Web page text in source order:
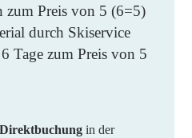
zum Preis von 5 (6=5)
durch Skiservice
Tage zum Preis von 5
in der